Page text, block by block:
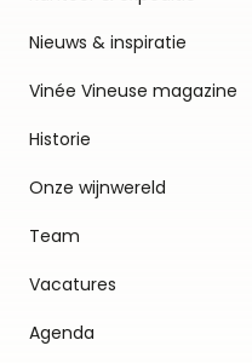
Nieuws & inspiratie
Vinée Vineuse magazine
Historie
Onze wijnwereld
Team
Vacatures
Agenda